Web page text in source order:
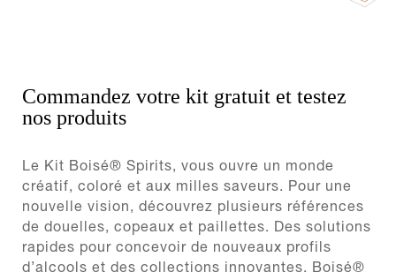
Commandez votre kit gratuit et testez
nos produits
Le Kit Boisé® Spirits, vous ouvre un monde
créatif, coloré et aux milles saveurs. Pour une
nouvelle vision, découvrez plusieurs références
de douelles, copeaux et paillettes. Des solutions
rapides pour concevoir de nouveaux profils
d’alcools et des collections innovantes. Boisé®